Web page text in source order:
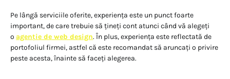
Pe lângă serviciile oferite, experiența este un punct foarte
important, de care trebuie să țineți cont atunci când vă alegeți
o agenție de web design. În plus, experiența este reflectată de
portofoliul firmei, astfel că este recomandat să aruncați o privire
peste acesta, înainte să faceți alegerea.